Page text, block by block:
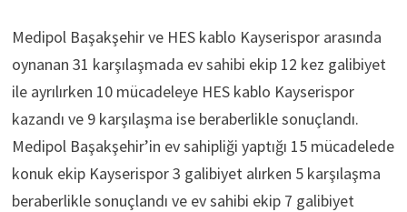
Medipol Başakşehir ve HES kablo Kayserispor arasında
oynanan 31 karşılaşmada ev sahibi ekip 12 kez galibiyet
ile ayrılırken 10 mücadeleye HES kablo Kayserispor
kazandı ve 9 karşılaşma ise beraberlikle sonuçlandı.
Medipol Başakşehir’in ev sahipliği yaptığı 15 mücadelede
konuk ekip Kayserispor 3 galibiyet alırken 5 karşılaşma
beraberlikle sonuçlandı ve ev sahibi ekip 7 galibiyet